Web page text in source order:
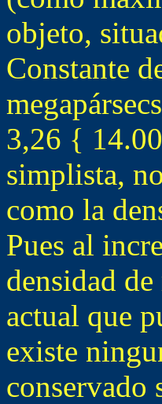
objeto,
Constante
3,26 {
simplista,
como la
Pues al
densidad
actual que
existe
conservado